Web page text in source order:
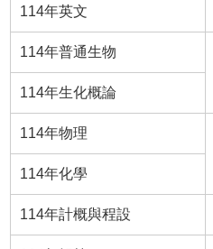
114年英文
114年普通生物
114年生化概論
114年物理
114年化學
114年計概與程設